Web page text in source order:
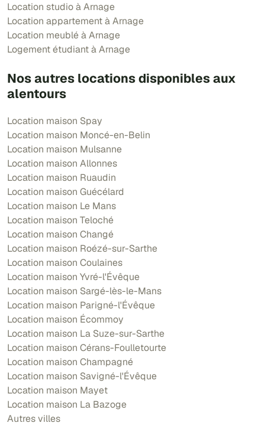
Location studio à Arnage
Location appartement à Arnage
Location meublé à Arnage
Logement étudiant à Arnage
Nos autres locations disponibles aux
alentours
Location maison Spay
Location maison Moncé-en-Belin
Location maison Mulsanne
Location maison Allonnes
Location maison Ruaudin
Location maison Guécélard
Location maison Le Mans
Location maison Teloché
Location maison Changé
Location maison Roézé-sur-Sarthe
Location maison Coulaines
Location maison Yvré-l'Évêque
Location maison Sargé-lès-le-Mans
Location maison Parigné-l'Évêque
Location maison Écommoy
Location maison La Suze-sur-Sarthe
Location maison Cérans-Foulletourte
Location maison Champagné
Location maison Savigné-l'Évêque
Location maison Mayet
Location maison La Bazoge
Autres villes